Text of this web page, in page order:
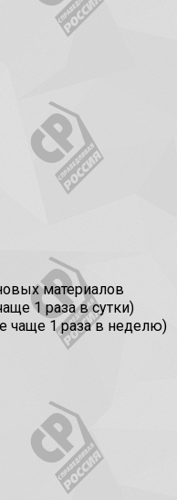
материалов
1 раза в сутки)
чаще 1 раза в неделю)